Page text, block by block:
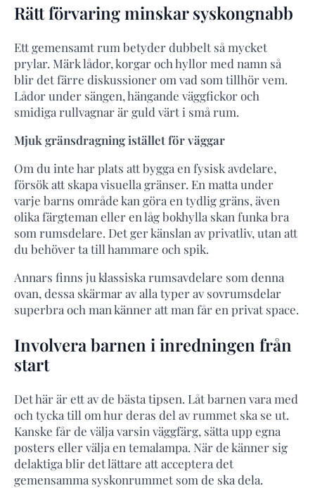
Rätt förvaring minskar syskongnabb
Ett gemensamt rum betyder dubbelt så mycket
prylar. Märk lådor, korgar och hyllor med namn så
blir det färre diskussioner om vad som tillhör vem.
Lådor under sängen, hängande väggfickor och
smidiga rullvagnar är guld värt i små rum.
Mjuk gränsdragning istället för väggar
Om du inte har plats att bygga en fysisk avdelare,
försök att skapa visuella gränser. En matta under
varje barns område kan göra en tydlig gräns, även
olika färgteman eller en låg bokhylla skan funka bra
som rumsdelare. Det ger känslan av privatliv, utan att
du behöver ta till hammare och spik.
Annars finns ju klassiska rumsavdelare som denna
ovan, dessa skärmar av alla typer av sovrumsdelar
superbra och man känner att man får en privat space.
Involvera barnen i inredningen från
start
Det här är ett av de bästa tipsen. Låt barnen vara med
och tycka till om hur deras del av rummet ska se ut.
Kanske får de välja varsin väggfärg, sätta upp egna
posters eller välja en temalampa. När de känner sig
delaktiga blir det lättare att acceptera det
gemensamma syskonrummet som de ska dela.